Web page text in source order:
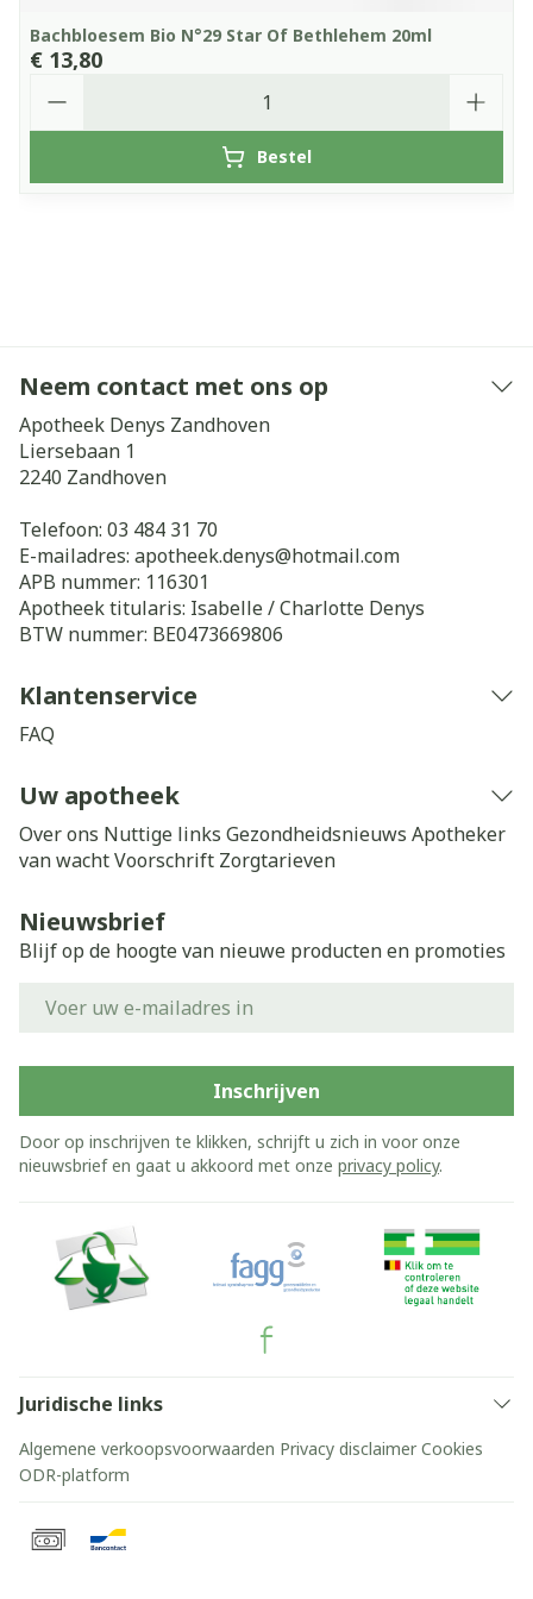
Bachbloesem Bio N°29 Star Of Bethlehem 20ml
€ 13,80
Bestel
Neem contact met ons op
Apotheek Denys Zandhoven
Liersebaan 1
2240 Zandhoven
Telefoon: 03 484 31 70
E-mailadres: apotheek.denys@hotmail.com
APB nummer: 116301
Apotheek titularis: Isabelle / Charlotte Denys
BTW nummer: BE0473669806
Klantenservice
FAQ
Uw apotheek
Over ons Nuttige links Gezondheidsnieuws Apotheker
van wachtVoorschrift Zorgtarieven
Nieuwsbrief
Blijf op de hoogte van nieuwe producten en promoties
Inschrijven
Door op inschrijven te klikken, schrijft u zich in voor onze
nieuwsbrief en gaat u akkoord met onze privacy policy.
Juridische links
Algemene verkoopsvoorwaarden Privacy disclaimer Cookies
ODR-platform